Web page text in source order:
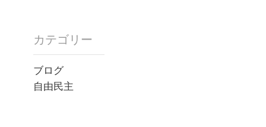
カテゴリー
ブログ
自由民主